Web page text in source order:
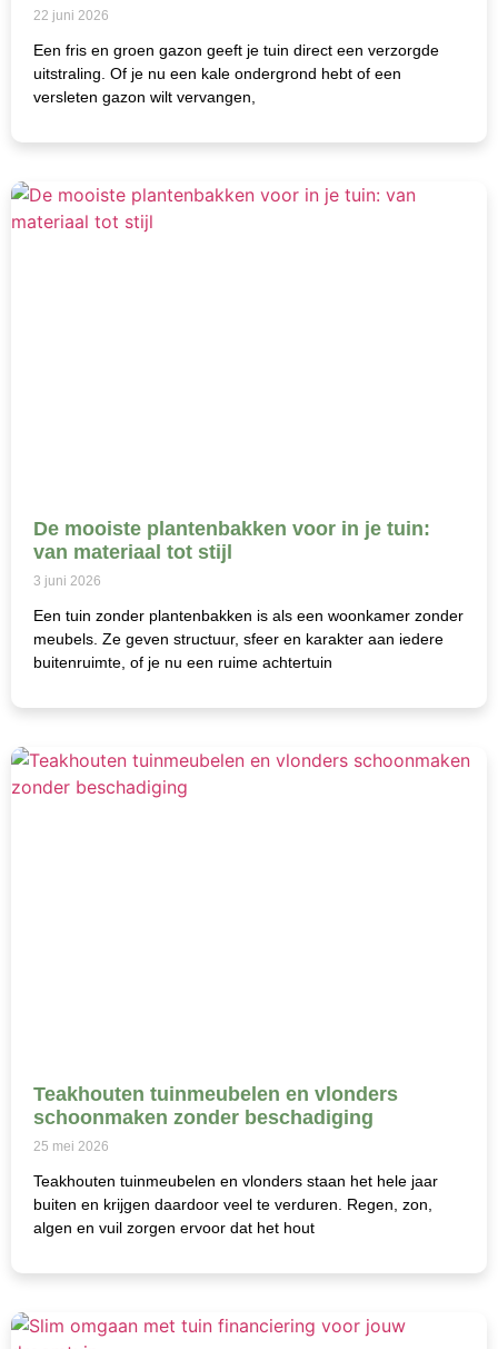
22 juni 2026
Een fris en groen gazon geeft je tuin direct een verzorgde
uitstraling. Of je nu een kale ondergrond hebt of een
versleten gazon wilt vervangen,
De mooiste plantenbakken voor in je tuin:
van materiaal tot stijl
3 juni 2026
Een tuin zonder plantenbakken is als een woonkamer zonder
meubels. Ze geven structuur, sfeer en karakter aan iedere
buitenruimte, of je nu een ruime achtertuin
Teakhouten tuinmeubelen en vlonders
schoonmaken zonder beschadiging
25 mei 2026
Teakhouten tuinmeubelen en vlonders staan het hele jaar
buiten en krijgen daardoor veel te verduren. Regen, zon,
algen en vuil zorgen ervoor dat het hout